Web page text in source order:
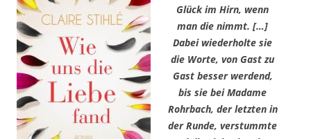
Glück im Hirn, wenn
man die nimmt. […]
Dabei wiederholte sie
die Worte, von Gast zu
Gast besser werdend,
bis sie bei Madame
Rohrbach, der letzten in
der Runde, verstummte